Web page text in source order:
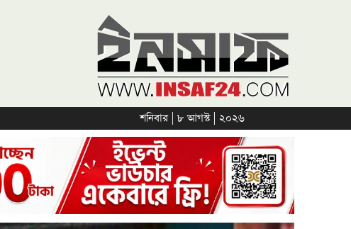
শনিবার | ৮ আগস্ট | ২০২৬